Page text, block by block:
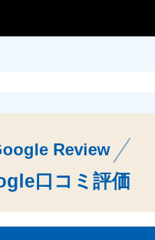
Review
口コミ評価